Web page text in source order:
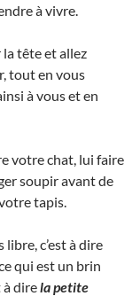
à vivre.
tête et allez
tout en vous
à vous et en
votre chat, lui faire
soupir avant de
tapis.
c’est à dire
qui est un brin
à direla petite